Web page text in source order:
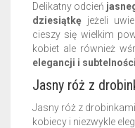
Delikatny odcień
dziesiątkę jeżeli
cieszy się wielkim
kobiet ale również
elegancji i
Jasny róż z
Jasny róż z
kobiecy i niezwykle